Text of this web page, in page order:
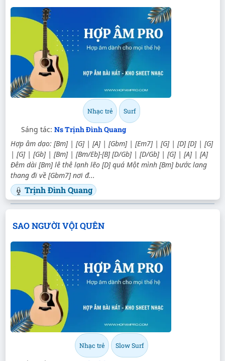
Nhạc trẻ Surf
Sáng tác: Ns Trịnh Đình Quang
Hợp âm dạo: [Bm] | [G] | [A] | [Gbm] | [Em7] | [G] | [D] [D] | [G]
| [G] | [Gb] | [Bm] | [Bm/Eb]-[B] [D/Gb] | [D/Gb] | [G] | [A] | [A]
Đêm dài [Bm] lê thê lạnh lẽo [D] quá Một mình [Bm] bước lang
thang đi về [Gbm7] nơi đ...
Trịnh Đình Quang
SAO NGƯỜI VỘI QUÊN
Nhạc trẻ Slow Surf